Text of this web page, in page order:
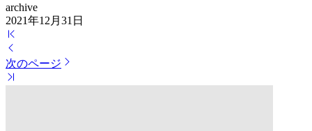
archive
2021年12月31日
次のページ